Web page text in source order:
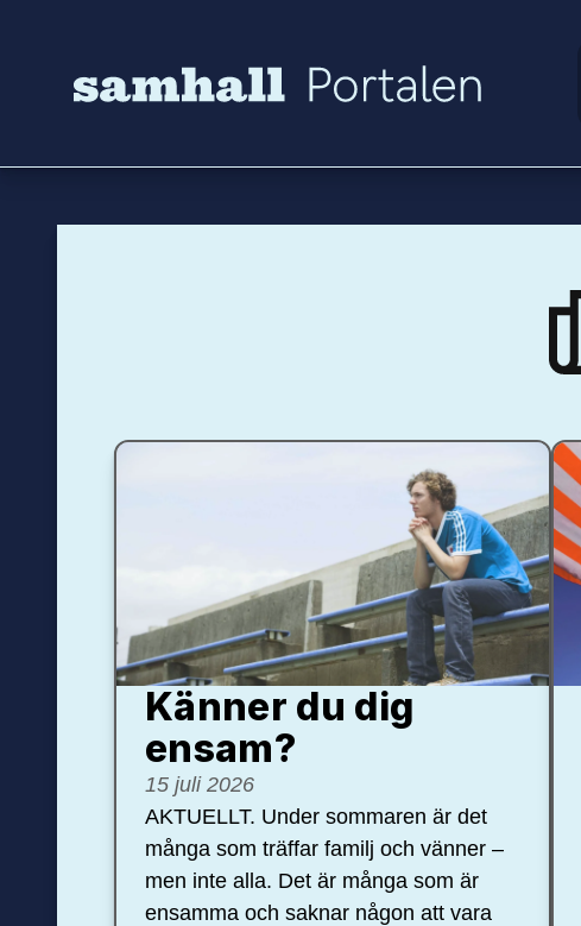
Känner du dig
ensam?
15 juli 2026
AKTUELLT. Under sommaren är det
många som träffar familj och vänner –
men inte alla. Det är många som är
ensamma och saknar någon att vara